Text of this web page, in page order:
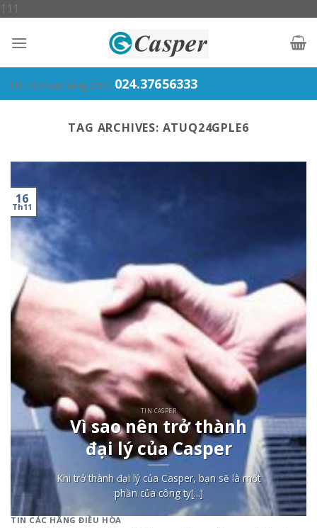
111
content
Hỗ trợ mua hàng 24/7: 024.37656333
TAG ARCHIVES: ATUQ24GPLE6
TIN CASPER
Vì sao nên trở thành
đại lý của Casper
Khi trở thành đại lý của Casper, bạn sẽ là một
phần của công ty[...]
16
Th11
TIN CÁC HÃNG ĐIỀU HÒA